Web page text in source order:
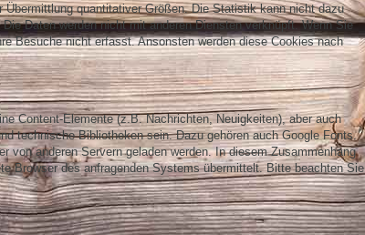
quantitativer Größen. Die Statistik kann nicht dazu
Daten werden nicht mit anderen Diensten verknüpft. Wenn Sie
Besuche nicht erfasst. Ansonsten werden diese Cookies nach
Content-Elemente (z.B. Nachrichten, Neuigkeiten), aber auch
technische Bibliotheken sein. Dazu gehören auch Google Fonts.
anderen Servern geladen werden. In diesem Zusammenhang
Browser des anfragenden Systems übermittelt. Bitte beachten Sie